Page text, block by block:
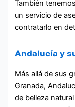
También
un servicio de
contratarlo en
Andalucía y
Más allá de sus
Granada,
de belleza